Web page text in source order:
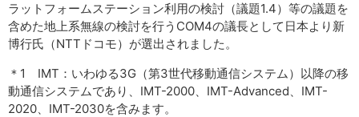
ラットフォームステーション利用の検討（議題1.4）等の議題を
含めた地上系無線の検討を行うCOM4の議長として日本より新
博行氏（NTTドコモ）が選出されました。
＊1 IMT：いわゆる3G（第3世代移動通信システム）以降の移
動通信システムであり、IMT-2000、IMT-Advanced、IMT-
2020、IMT-2030を含みます。